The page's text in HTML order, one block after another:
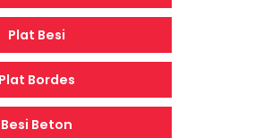
Plat Besi
Plat Bordes
Besi Beton